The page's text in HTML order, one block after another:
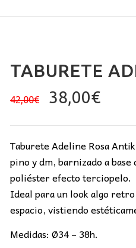
TABURETE
42,00€
El
original
era:
42,00€.
38,00€El
es:
Taburete Adeline Rosa
pino y dm, barnizado a
poliéster efecto terciopelo.
Ideal para un look algo
espacio, vistiendo
Medidas: Ø34 – 38h.